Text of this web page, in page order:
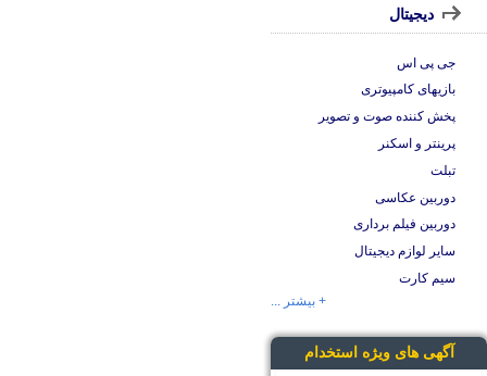
دیجیتال
جی پی اس
بازیهای کامپیوتری
پخش کننده صوت و تصویر
پرینتر و اسکنر
تبلت
دوربین عکاسی
دوربین فیلم برداری
سایر لوازم دیجیتال
سیم کارت
+ بیشتر ...
آگهی های ویژه استخدام